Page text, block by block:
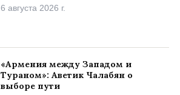
6 августа 2026 г.
«Армения между Западом и
Тураном»: Аветик Чалабян о
выборе пути